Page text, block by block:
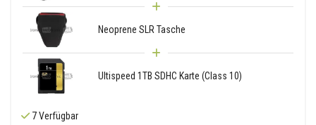
Neoprene SLR Tasche
Ultispeed 1TB SDHC Karte (Class 10)
7 Verfügbar